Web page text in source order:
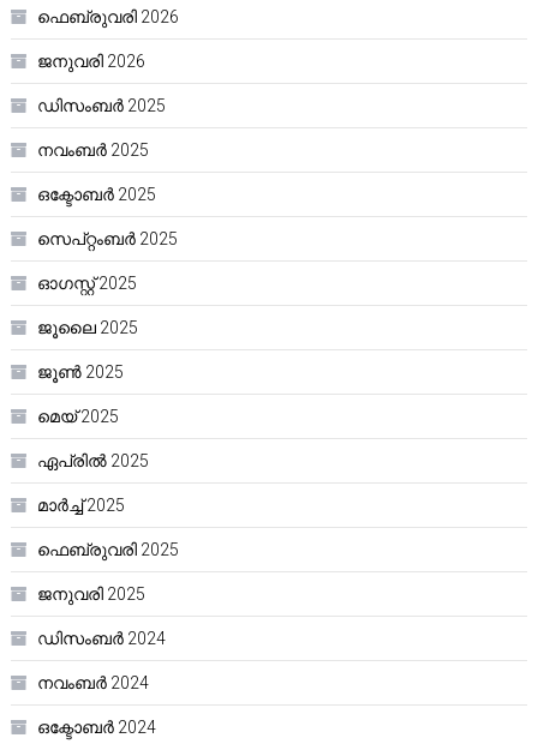
ഫെബ്രുവരി 2026
ജനുവരി 2026
ഡിസംബർ 2025
നവംബർ 2025
ഒക്ടോബർ 2025
സെപ്റ്റംബർ 2025
ഓഗസ്റ്റ്‌ 2025
ജൂലൈ 2025
ജൂൺ 2025
മെയ്‌ 2025
ഏപ്രിൽ 2025
മാർച്ച്‌ 2025
ഫെബ്രുവരി 2025
ജനുവരി 2025
ഡിസംബർ 2024
നവംബർ 2024
ഒക്ടോബർ 2024